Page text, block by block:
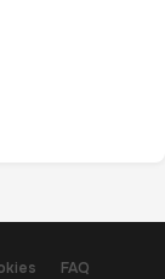
FAQ